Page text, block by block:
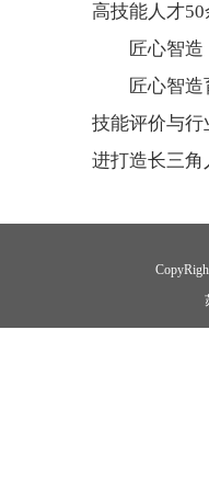
高技能人才50
匠心智
匠心智
技能评价与
进打造长三